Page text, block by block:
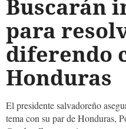
Buscarán
para
diferendo
Honduras
El presidente salvadoreño
tema con su par de Honduras,